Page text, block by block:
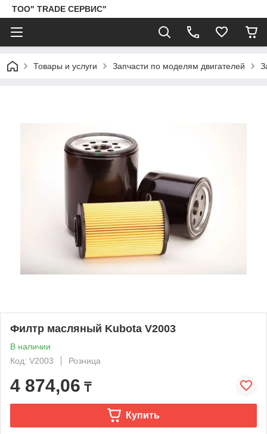
ТОО" TRADE СЕРВИС"
Товары и услуги Запчасти по моделям двигателей
Филтр масляный Kubota V2003
В наличии
Код: V2003
Розница
4 874,06 ₸
Купить